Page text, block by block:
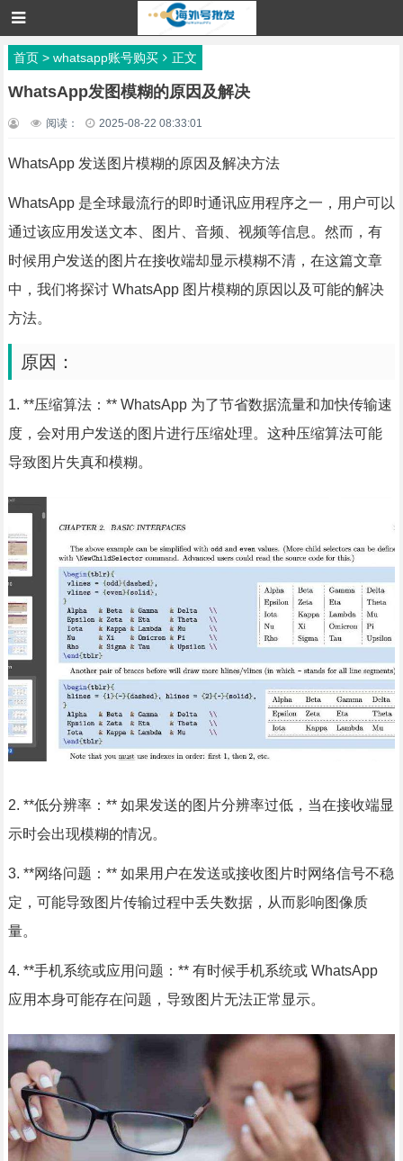
首页> whatsapp账号购买 正文
WhatsApp发图模糊的原因及解决
阅读： 2025-08-22 08:33:01
WhatsApp 发送图片模糊的原因及解决方法
WhatsApp 是全球最流行的即时通讯应用程序之一，用户可以
通过该应用发送文本、图片、音频、视频等信息。然而，有
时候用户发送的图片在接收端却显示模糊不清，在这篇文章
中，我们将探讨 WhatsApp 图片模糊的原因以及可能的解决
方法。
原因：
1. **压缩算法：** WhatsApp 为了节省数据流量和加快传输速
度，会对用户发送的图片进行压缩处理。这种压缩算法可能
导致图片失真和模糊。
2. **低分辨率：** 如果发送的图片分辨率过低，当在接收端显
示时会出现模糊的情况。
3. **网络问题：** 如果用户在发送或接收图片时网络信号不稳
定，可能导致图片传输过程中丢失数据，从而影响图像质
量。
4. **手机系统或应用问题：** 有时候手机系统或 WhatsApp
应用本身可能存在问题，导致图片无法正常显示。